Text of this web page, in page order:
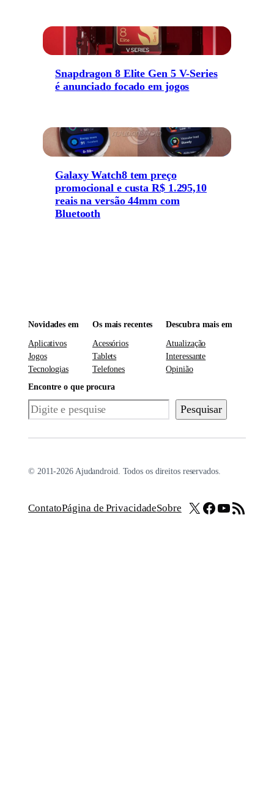
Snapdragon 8 Elite Gen 5 V-Series
é anunciado focado em jogos
Galaxy Watch8 tem preço
promocional e custa R$ 1.295,10
reais na versão 44mm com
Bluetooth
Novidades em
Aplicativos
Jogos
Tecnologias
Os mais recentes
Acessórios
Tablets
Telefones
Descubra mais em
Atualização
Interessante
Opinião
Encontre o que procura
Pesquisar Pesquisar
© 2011-2026 Ajudandroid. Todos os direitos reservados.
ContatoPágina de PrivacidadeSobre X Facebook
Youtube
Feed RSS